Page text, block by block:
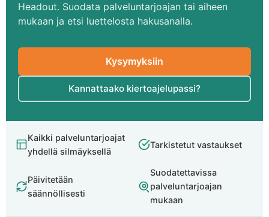
Headout. Suodata palveluntarjoajan tai aiheen
mukaan ja etsi luettelosta hakusanalla.
Kysymyksiin
Kannattaako kiertoajelupassi?
Kaikki palveluntarjoajat
yhdellä silmäyksellä
Tarkistetut vastaukset
Päivitetään
säännöllisesti
Suodatettavissa
palveluntarjoajan
mukaan